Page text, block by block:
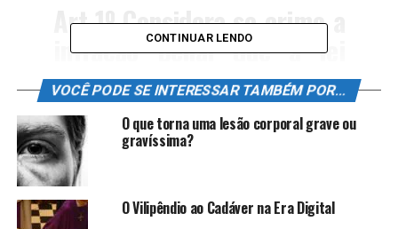
Art 1º Considera-secrimea
infração penal que a lei
comina pena dereclusão ou
de detenção, quer
isoladamente, quer
alternativa ou
cumulativamente com a
CONTINUAR LENDO
VOCÊ PODE SE INTERESSAR TAMBÉM POR...
O que torna uma lesão corporal grave ou
gravíssima?
O Vilipêndio ao Cadáver na Era Digital